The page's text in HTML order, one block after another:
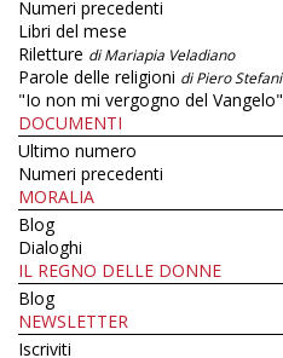
Numeri precedenti
Libri del mese
Riletture di Mariapia Veladiano
Parole delle religioni di Piero Stefani
"Io non mi vergogno del Vangelo"
DOCUMENTI
Ultimo numero
Numeri precedenti
MORALIA
Blog
Dialoghi
IL REGNO DELLE DONNE
Blog
NEWSLETTER
Iscriviti